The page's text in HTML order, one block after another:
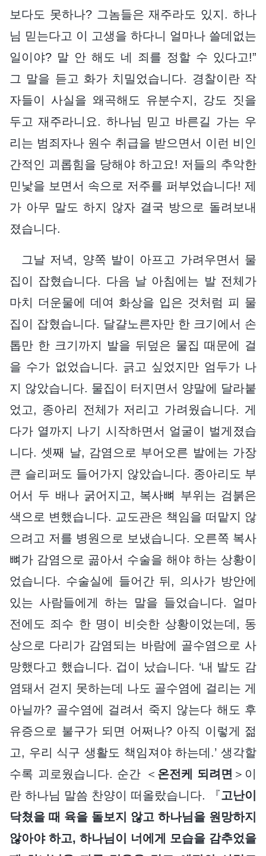
보다도 못하나? 그놈들은 재주라도 있지. 하나
님 믿는다고 이 고생을 하다니 얼마나 쓸데없는
일이야? 말 안 해도 네 죄를 정할 수 있다고!”
그 말을 듣고 화가 치밀었습니다. 경찰이란 작
자들이 사실을 왜곡해도 유분수지, 강도 짓을
두고 재주라니요. 하나님 믿고 바른길 가는 우
리는 범죄자나 원수 취급을 받으면서 이런 비인
간적인 괴롭힘을 당해야 하고요! 저들의 추악한
민낯을 보면서 속으로 저주를 퍼부었습니다! 제
가 아무 말도 하지 않자 결국 방으로 돌려보내
졌습니다.
그날 저녁, 양쪽 발이 아프고 가려우면서 물
집이 잡혔습니다. 다음 날 아침에는 발 전체가
마치 더운물에 데여 화상을 입은 것처럼 피 물
집이 잡혔습니다. 달걀노른자만 한 크기에서 손
톱만 한 크기까지 발을 뒤덮은 물집 때문에 걸
을 수가 없었습니다. 긁고 싶었지만 엄두가 나
지 않았습니다. 물집이 터지면서 양말에 달라붙
었고, 종아리 전체가 저리고 가려웠습니다. 게
다가 열까지 나기 시작하면서 얼굴이 벌게졌습
니다. 셋째 날, 감염으로 부어오른 발에는 가장
큰 슬리퍼도 들어가지 않았습니다. 종아리도 부
어서 두 배나 굵어지고, 복사뼈 부위는 검붉은
색으로 변했습니다. 교도관은 책임을 떠맡지 않
으려고 저를 병원으로 보냈습니다. 오른쪽 복사
뼈가 감염으로 곪아서 수술을 해야 하는 상황이
었습니다. 수술실에 들어간 뒤, 의사가 방안에
있는 사람들에게 하는 말을 들었습니다. 얼마
전에도 죄수 한 명이 비슷한 상황이었는데, 동
상으로 다리가 감염되는 바람에 골수염으로 사
망했다고 했습니다. 겁이 났습니다. ‘내 발도 감
염돼서 걷지 못하는데 나도 골수염에 걸리는 게
아닐까? 골수염에 걸려서 죽지 않는다 해도 후
유증으로 불구가 되면 어쩌나? 아직 이렇게 젊
고, 우리 식구 생활도 책임져야 하는데.’ 생각할
수록 괴로웠습니다. 순간 ＜ 온전케 되려면 ＞이
란 하나님 말씀 찬양이 떠올랐습니다. 『고난이
닥쳤을 때 육을 돌보지 않고 하나님을 원망하지
않아야 하고, 하나님이 너에게 모습을 감추었을